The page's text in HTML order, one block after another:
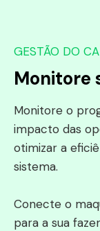
GESTÃO DO
Monitore
Monitore o
impacto das
otimizar a
sistema.
Conecte o
para a sua